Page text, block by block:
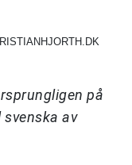
på
svenska av